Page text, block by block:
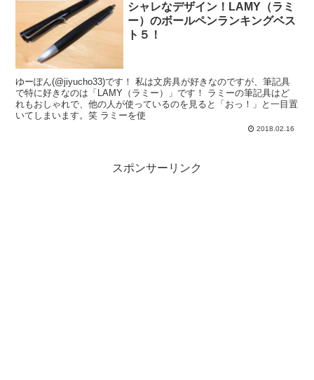
シャレなデザイン！LAMY（ラミ
ー）のボールペンランキングベス
ト５！
ゆーぽん(@jiyucho33)です！ 私は文房具が好きなのですが、筆記具
で特に好きなのは「LAMY（ラミー）」です！ ラミーの筆記具はど
れもおしゃれで、他の人が使っているのを見ると「おっ！」と一目置
いてしまいます。笑 ラミーを使
2018.02.16
スポンサーリンク